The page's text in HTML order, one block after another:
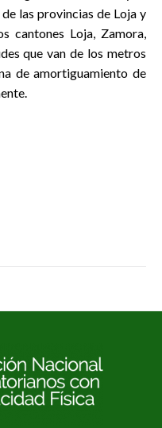
las provincias de Loja y
cantones Loja, Zamora,
que van de los metros
de amortiguamiento de